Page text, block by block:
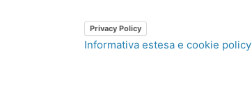
Privacy Policy
Informativa estesa e cookie policy